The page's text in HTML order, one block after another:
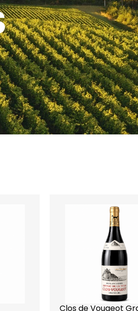
Clos de Vougeot